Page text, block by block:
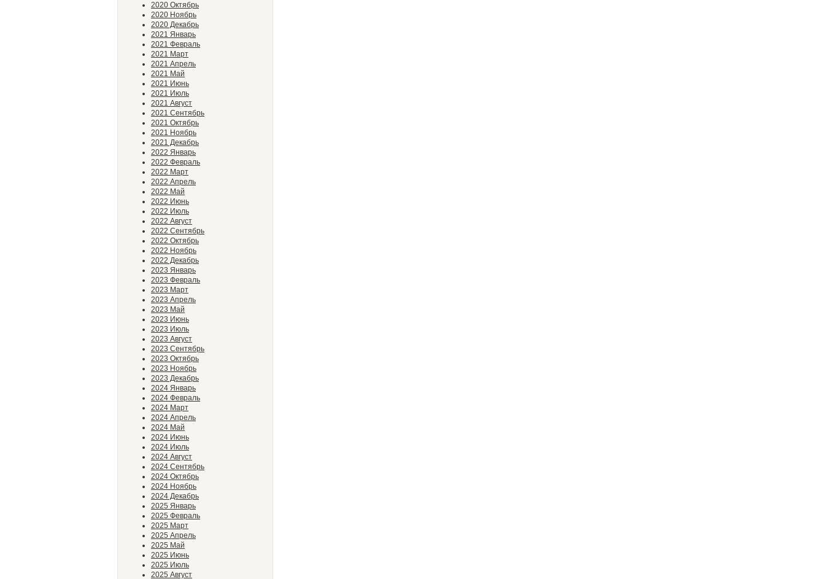
2020 Октябрь
2020 Ноябрь
2020 Декабрь
2021 Январь
2021 Февраль
2021 Март
2021 Апрель
2021 Май
2021 Июнь
2021 Июль
2021 Август
2021 Сентябрь
2021 Октябрь
2021 Ноябрь
2021 Декабрь
2022 Январь
2022 Февраль
2022 Март
2022 Апрель
2022 Май
2022 Июнь
2022 Июль
2022 Август
2022 Сентябрь
2022 Октябрь
2022 Ноябрь
2022 Декабрь
2023 Январь
2023 Февраль
2023 Март
2023 Апрель
2023 Май
2023 Июнь
2023 Июль
2023 Август
2023 Сентябрь
2023 Октябрь
2023 Ноябрь
2023 Декабрь
2024 Январь
2024 Февраль
2024 Март
2024 Апрель
2024 Май
2024 Июнь
2024 Июль
2024 Август
2024 Сентябрь
2024 Октябрь
2024 Ноябрь
2024 Декабрь
2025 Январь
2025 Февраль
2025 Март
2025 Апрель
2025 Май
2025 Июнь
2025 Июль
2025 Август